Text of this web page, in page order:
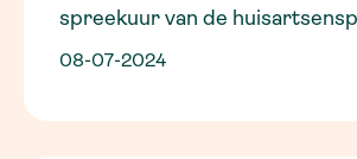
spreekuur van de
08-07-2024